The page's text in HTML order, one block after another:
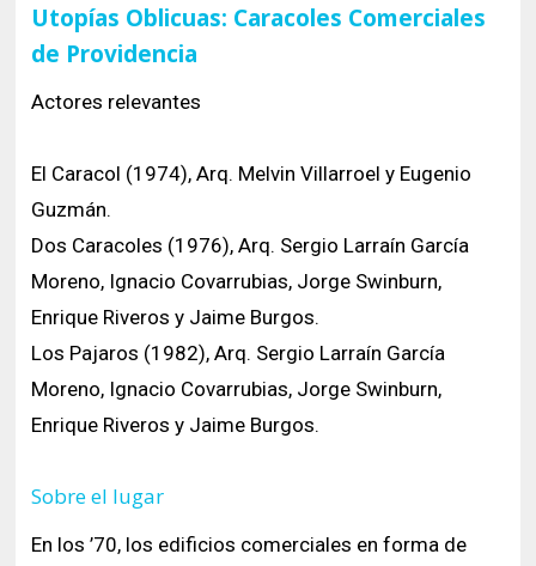
Utopías Oblicuas: Caracoles Comerciales
de Providencia
Actores relevantes
El Caracol (1974), Arq. Melvin Villarroel y Eugenio
Guzmán.
Dos Caracoles (1976), Arq. Sergio Larraín García
Moreno, Ignacio Covarrubias, Jorge Swinburn,
Enrique Riveros y Jaime Burgos.
Los Pajaros (1982), Arq. Sergio Larraín García
Moreno, Ignacio Covarrubias, Jorge Swinburn,
Enrique Riveros y Jaime Burgos.
Sobre el lugar
En los ’70, los edificios comerciales en forma de